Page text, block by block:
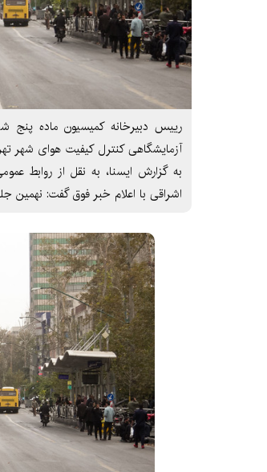
رییس دبیرخانه کمیسیون ماده پنج
آزمایشگاهی کنترل کیفیت هوای شهر
به گزارش ایسنا، به نقل از روابط
اشراقی با اعلام خبر فوق گفت: نهمین